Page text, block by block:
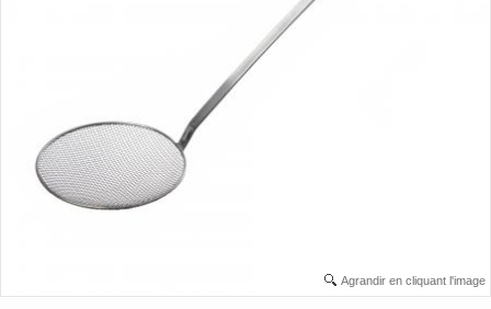
Agrandir en cliquant l'image